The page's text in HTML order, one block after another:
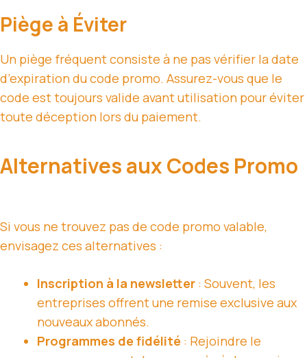
Piège à Éviter
Un piège fréquent consiste à ne pas vérifier la date
d’expiration du code promo. Assurez-vous que le
code est toujours valide avant utilisation pour éviter
toute déception lors du paiement.
Alternatives aux Codes Promo
Si vous ne trouvez pas de code promo valable,
envisagez ces alternatives :
Inscription à la newsletter : Souvent, les
entreprises offrent une remise exclusive aux
nouveaux abonnés.
Programmes de fidélité : Rejoindre le